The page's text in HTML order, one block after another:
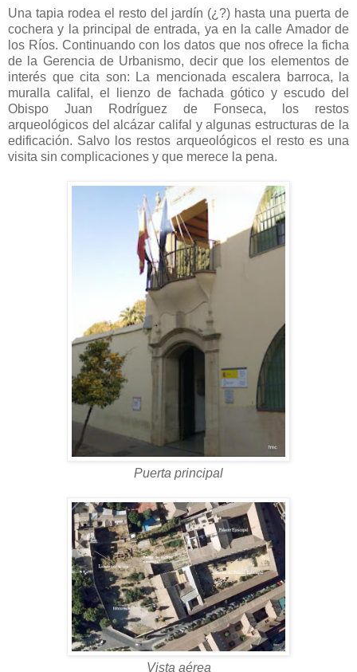
Una tapia rodea el resto del jardín (¿?) hasta una puerta de
cochera y la principal de entrada, ya en la calle Amador de
los Ríos. Continuando con los datos que nos ofrece la ficha
de la Gerencia de Urbanismo, decir que los elementos de
interés que cita son: La mencionada escalera barroca, la
muralla califal, el lienzo de fachada gótico y escudo del
Obispo Juan Rodríguez de Fonseca, los restos
arqueológicos del alcázar califal y algunas estructuras de la
edificación. Salvo los restos arqueológicos el resto es una
visita sin complicaciones y que merece la pena.
Puerta principal
Vista aérea